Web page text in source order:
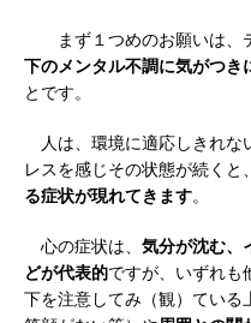
まず１つめのお願いは、テ
下のメンタル不調に気がつき
とです。
人は、環境に適応しきれな
レスを感じその状態が続くと、
る症状が現れてきます。
心の症状は、 気分が沈む、
どが代表的ですが、いずれも
下を注意してみ（観）ている